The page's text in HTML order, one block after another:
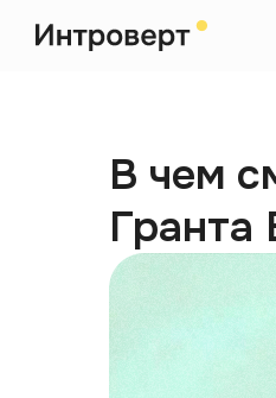
В чем
Гранта